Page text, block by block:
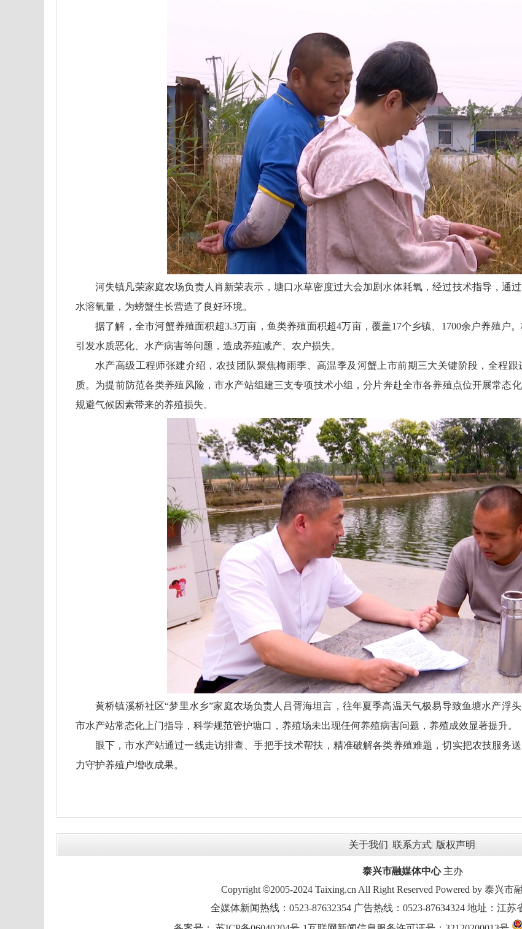
河失镇凡荣家庭农场负责人肖新荣表示，塘口水草密度过大会加剧水体耗氧，经过技术指导，通
水溶氧量，为螃蟹生长营造了良好环境。
据了解，全市河蟹养殖面积超3.3万亩，鱼类养殖面积超4万亩，覆盖17个乡镇、1700余户养殖户
引发水质恶化、水产病害等问题，造成养殖减产、农户损失。
水产高级工程师张建介绍，农技团队聚焦梅雨季、高温季及河蟹上市前期三大关键阶段，全程
质。为提前防范各类养殖风险，市水产站组建三支专项技术小组，分片奔赴全市各养殖点位开展常态
规避气候因素带来的养殖损失。
黄桥镇溪桥社区“梦里水乡”家庭农场负责人吕胥海坦言，往年夏季高温天气极易导致鱼塘水产浮
市水产站常态化上门指导，科学规范管护塘口，养殖场未出现任何养殖病害问题，养殖成效显著提升。
眼下，市水产站通过一线走访排查、手把手技术帮扶，精准破解各类养殖难题，切实把农技服务
力守护养殖户增收成果。
关于我们 联系方式| 版权声明
泰兴市融媒体中心主办
Copyright ©2005-2024 Taixing.cn All Right Reserved Powered by 泰兴
全媒体新闻热线：0523-87632354 广告热线：0523-87634324 地址：江